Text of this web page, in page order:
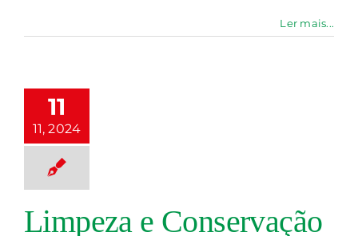
Ler mais...
11
11, 2024
do
Mercês
de Recreio
e
do
Público
Infantis
Limpeza e Conservação